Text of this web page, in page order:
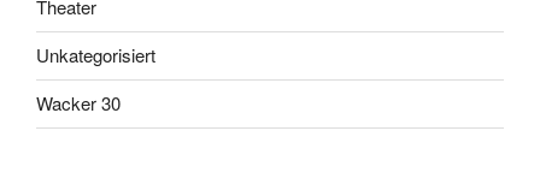
Theater
Unkategorisiert
Wacker 30